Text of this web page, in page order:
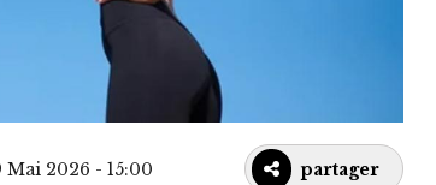
2026 - 15:00 partager